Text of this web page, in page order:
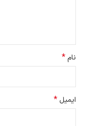
نام*
ایمیل*